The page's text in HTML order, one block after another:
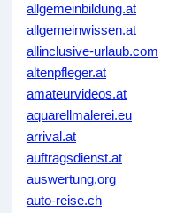
allgemeinbildung.at
allgemeinwissen.at
allinclusive-urlaub.com
altenpfleger.at
amateurvideos.at
aquarellmalerei.eu
arrival.at
auftragsdienst.at
auswertung.org
auto-reise.ch